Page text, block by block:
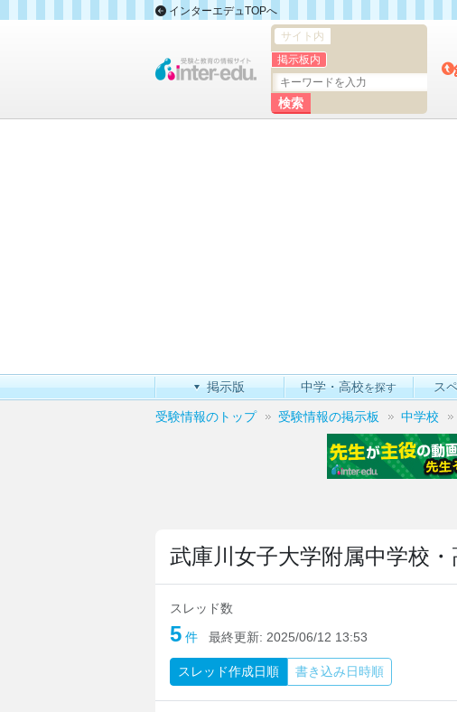
インターエデュTOPへ
サイト内
掲示板内
掲示版 中学・高校を探す ス
受験情報のトップ 受験情報の掲示板 中学校
武庫川女子大学附属中学校
スレッド数
5 件 最終更新: 2025/06/12 13:53
スレッド作成日順 書き込み日時順